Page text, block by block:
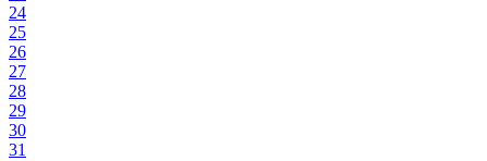
24
25
26
27
28
29
30
31